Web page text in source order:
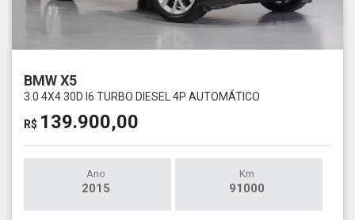
BMW X5
3.0 4X4 30D I6 TURBO DIESEL 4P AUTOMÁTICO
R$ 139.900,00
Ano
2015
Km
91000